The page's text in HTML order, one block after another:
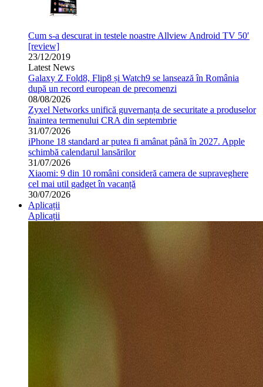
Cum s-a descurat in testele noastre Allview Android TV 50′
[review]
23/12/2019
Latest News
Galaxy Z Fold8, Flip8 și Watch9 se lansează în România
după un record european de precomenzi
08/08/2026
Zyxel Networks unifică guvernanța de securitate a produselor
înaintea termenului CRA din septembrie
31/07/2026
iPhone 18 standard ar putea fi amânat până în 2027. Apple
schimbă calendarul lansărilor
31/07/2026
Xiaomi: 9 din 10 români consideră camera de supraveghere
cel mai util gadget în vacanță
30/07/2026
Aplicații
Aplicații